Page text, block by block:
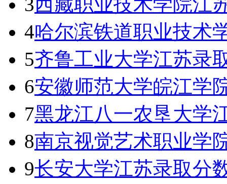
4哈尔滨铁道职业技术
5齐鲁工业大学江苏录
6安徽师范大学皖江学
7黑龙江八一农垦大学
8南京视觉艺术职业学
9长安大学江苏录取分